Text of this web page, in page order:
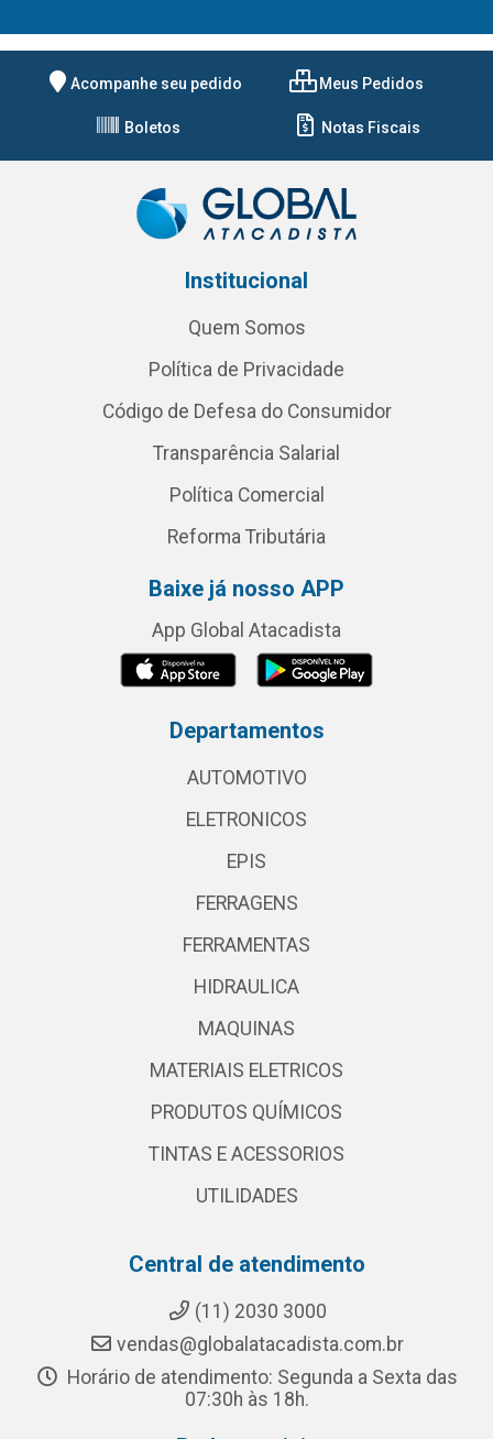
Acompanhe seu pedido Meus Pedidos
Boletos Notas Fiscais
Institucional
Quem Somos
Política de Privacidade
Código de Defesa do Consumidor
Transparência Salarial
Política Comercial
Reforma Tributária
Baixe já nosso APP
App Global Atacadista
Departamentos
AUTOMOTIVO
ELETRONICOS
EPIS
FERRAGENS
FERRAMENTAS
HIDRAULICA
MAQUINAS
MATERIAIS ELETRICOS
PRODUTOS QUÍMICOS
TINTAS E ACESSORIOS
UTILIDADES
Central de atendimento
(11) 2030 3000
vendas@globalatacadista.com.br
Horário de atendimento: Segunda a Sexta das
07:30h às 18h.